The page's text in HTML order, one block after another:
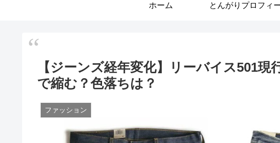
ホーム とんがりプロフィ
【ジーンズ経年変化】リーバイス501
で縮む？色落ちは？
ファッション